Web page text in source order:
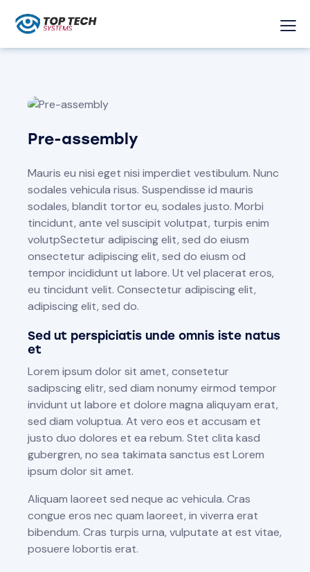
Pre-assembly
Mauris eu nisi eget nisi imperdiet vestibulum. Nunc
sodales vehicula risus. Suspendisse id mauris
sodales, blandit tortor eu, sodales justo. Morbi
tincidunt, ante vel suscipit volutpat, turpis enim
volutpSectetur adipiscing elit, sed do eiusm
onsectetur adipiscing elit, sed do eiusm od
tempor incididunt ut labore. Ut vel placerat eros,
eu tincidunt velit. Consectetur adipiscing elit,
adipiscing elit, sed do.
Sed ut perspiciatis unde omnis iste natus
et
Lorem ipsum dolor sit amet, consetetur
sadipscing elitr, sed diam nonumy eirmod tempor
invidunt ut labore et dolore magna aliquyam erat,
sed diam voluptua. At vero eos et accusam et
justo duo dolores et ea rebum. Stet clita kasd
gubergren, no sea takimata sanctus est Lorem
ipsum dolor sit amet.
Aliquam laoreet sed neque ac vehicula. Cras
congue eros nec quam laoreet, in viverra erat
bibendum. Cras turpis urna, vulputate at est vitae,
posuere lobortis erat.